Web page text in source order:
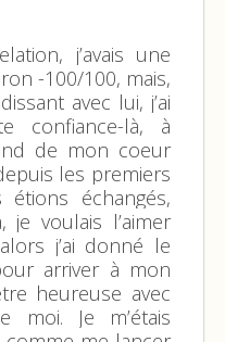
j’avais une
-100/100, mais,
avec lui, j’ai
confiance-là, à
de mon coeur
les premiers
échangés,
je voulais l’aimer
j’ai donné le
arriver à mon
heureuse avec
moi. Je m’étais